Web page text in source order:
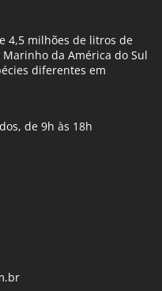
4,5 milhões de litros de
da América do Sul
diferentes em
de 9h às 18h